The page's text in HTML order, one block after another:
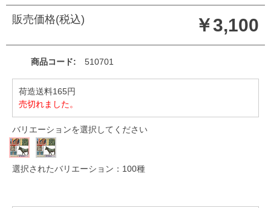
販売価格(税込) ￥3,100
商品コード 510701
荷造送料165円
売切れました。
バリエーションを選択してください
選択されたバリエーション：100種